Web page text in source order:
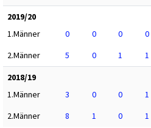
2019/20
1.Männer
0 0 0 0
2.Männer
5 0 1 1
2018/19
1.Männer
3 0 0 1
2.Männer
8 1 0 1